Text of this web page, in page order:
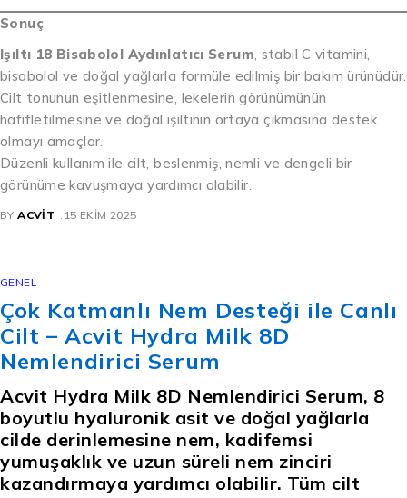
Sonuç
Işıltı 18 Bisabolol Aydınlatıcı Serum, stabil C vitamini,
bisabolol ve doğal yağlarla formüle edilmiş bir bakım ürünüdür.
Cilt tonunun eşitlenmesine, lekelerin görünümünün
hafifletilmesine ve doğal ışıltının ortaya çıkmasına destek
olmayı amaçlar.
Düzenli kullanım ile cilt, beslenmiş, nemli ve dengeli bir
görünüme kavuşmaya yardımcı olabilir.
BY ACVIT 15 EKIM 2025
GENEL
Çok Katmanlı Nem Desteği ile Canlı
Cilt – Acvit Hydra Milk 8D
Nemlendirici Serum
Acvit Hydra Milk 8D Nemlendirici Serum, 8
boyutlu hyaluronik asit ve doğal yağlarla
cilde derinlemesine nem, kadifemsi
yumuşaklık ve uzun süreli nem zinciri
kazandırmaya yardımcı olabilir. Tüm cilt